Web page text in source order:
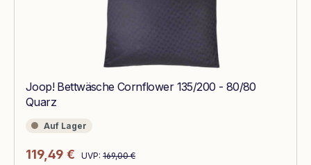
Joop! Bettwäsche Cornflower 135/200 - 80/80
Quarz
Auf Lager
Auf Lager
Verkaufspreis:
119,49 € Regulärer Preis:
UVP: 169,00 €